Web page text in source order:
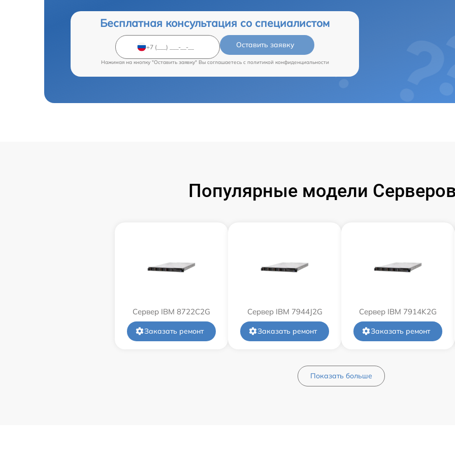
Бесплатная консультация со специалистом
Оставить заявку
Нажимая на кнопку "Оставить заявку" Вы соглашаетесь c политикой конфиденциальности
Популярные модели
Сервер IBM 8722C2G
Заказать ремонт
Сервер IBM 7944J2G
Заказать ремонт
Сервер IBM 7914K2G
Заказать ремонт
Показать больше